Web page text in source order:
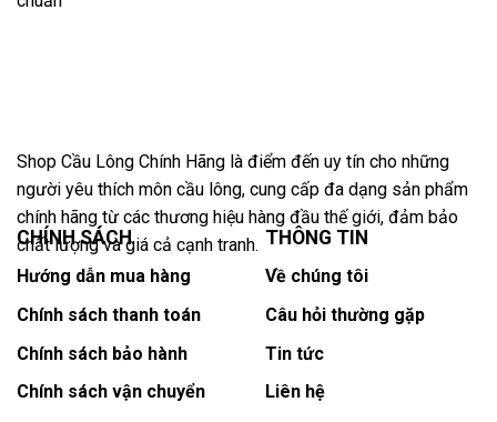
Shop Cầu Lông Chính Hãng là điểm đến uy tín cho những
người yêu thích môn cầu lông, cung cấp đa dạng sản phẩm
chính hãng từ các thương hiệu hàng đầu thế giới, đảm bảo
chất lượng và giá cả cạnh tranh.
CHÍNH SÁCH
Hướng dẫn mua hàng
Chính sách thanh toán
Chính sách bảo hành
Chính sách vận chuyển
THÔNG TIN
Về chúng tôi
Câu hỏi thường gặp
Tin tức
Liên hệ